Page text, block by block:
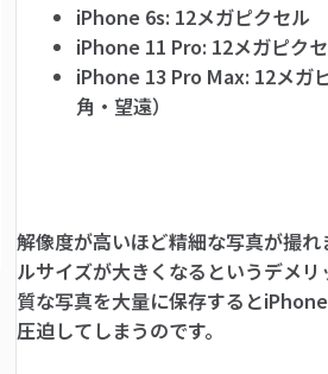
iPhone 6s: 12メガピクセル
iPhone 11 Pro: 12メガピクセ
iPhone 13 Pro Max: 12メガ
角・望遠）
解像度が高いほど精細な写真が撮
ルサイズが大きくなるというデメ
質な写真を大量に保存すると
圧迫してしまうのです。